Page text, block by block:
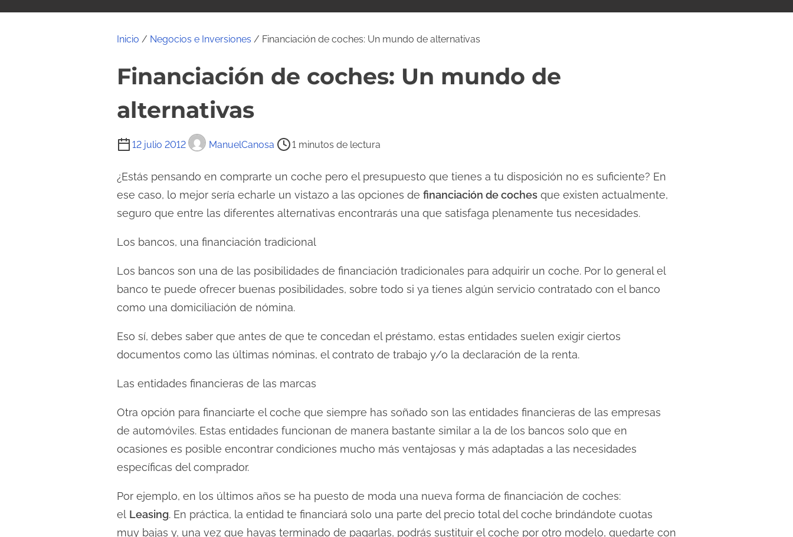
Inicio / Negocios e Inversiones / Financiación de coches: Un mundo de alternativas
Financiación de coches: Un mundo de
alternativas
12 julio 2012 ManuelCanosa
T
e
m
d
l
e
c
u
r
d
a
e
n
a
1 minutos de lectura
¿Estás pensando en comprarte un coche pero el presupuesto que tienes a tu disposición no es suficiente? En
ese caso, lo mejor sería echarle un vistazo a las opciones de financiación de coches que existen actualmente,
seguro que entre las diferentes alternativas encontrarás una que satisfaga plenamente tus necesidades.
Los bancos, una financiación tradicional
Los bancos son una de las posibilidades de financiación tradicionales para adquirir un coche. Por lo general el
banco te puede ofrecer buenas posibilidades, sobre todo si ya tienes algún servicio contratado con el banco
como una domiciliación de nómina.
Eso sí, debes saber que antes de que te concedan el préstamo, estas entidades suelen exigir ciertos
documentos como las últimas nóminas, el contrato de trabajo y/o la declaración de la renta.
Las entidades financieras de las marcas
Otra opción para financiarte el coche que siempre has soñado son las entidades financieras de las empresas
de automóviles. Estas entidades funcionan de manera bastante similar a la de los bancos solo que en
ocasiones es posible encontrar condiciones mucho más ventajosas y más adaptadas a las necesidades
específicas del comprador.
Por ejemplo, en los últimos años se ha puesto de moda una nueva forma de financiación de coches:
el Leasing. En práctica, la entidad te financiará solo una parte del precio total del coche brindándote cuotas
muy bajas y, una vez que hayas terminado de pagarlas, podrás sustituir el coche por otro modelo, quedarte con